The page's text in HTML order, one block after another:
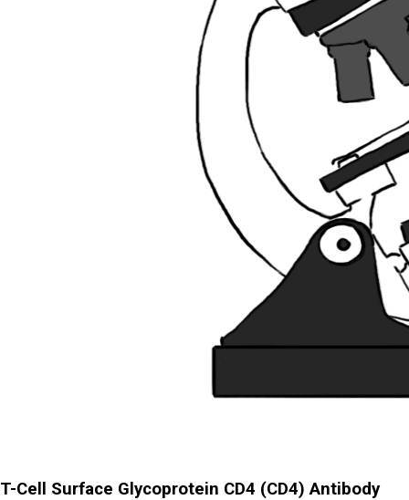
T-Cell Surface Glycoprotein CD4 (CD4) Antibody